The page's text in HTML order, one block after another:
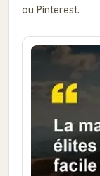
ou Pinterest.